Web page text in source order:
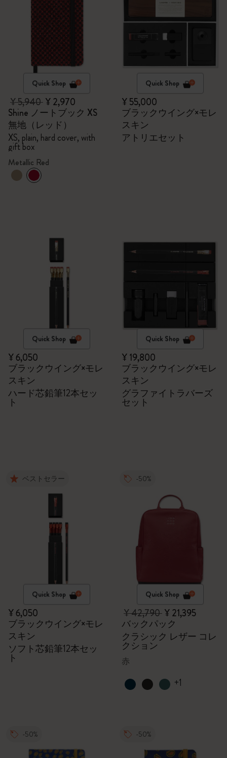
Quick Shop
¥ 5,940¥ 2,970
Shine ノートブック XS
無地（レッド）
XS, plain, hard cover, with
gift box
Metallic Red
Quick Shop
¥ 55,000
ブラックウイング×モレ
スキン
アトリエセット
Quick Shop
¥ 6,050
ブラックウイング×モレ
スキン
ハード芯鉛筆12本セッ
ト
Quick Shop
¥ 19,800
ブラックウイング×モレ
スキン
グラファイトラバーズ
セット
ベストセラー
Quick Shop
¥ 6,050
ブラックウイング×モレ
スキン
ソフト芯鉛筆12本セッ
ト
-50%
Quick Shop
¥ 42,790¥ 21,395
バックパック
クラシック レザー コレ
クション
赤
+1
-50% -50%